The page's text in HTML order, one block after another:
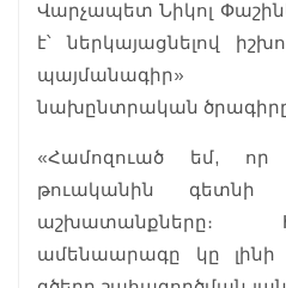
Վարչապետ Նիկոլ
է՝ ներկայացնելով
պայմանագիր»
նախընտրական
«Համոզուած եմ, որ
թուականին գետնի
աշխատանքները։
ամենաարագը կը լինի